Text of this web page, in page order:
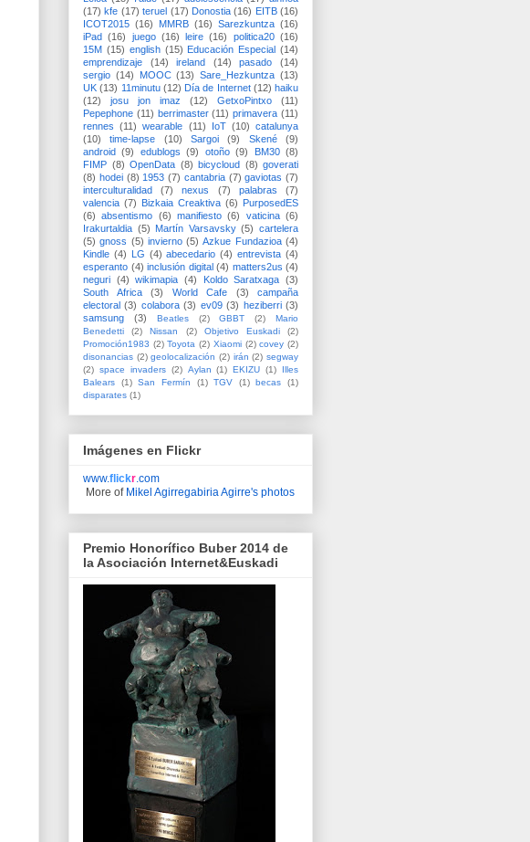
(17) kfe (17) teruel (17) Donostia (16) EITB (16)
ICOT2015 (16) MMRB (16) Sarezkuntza (16)
iPad (16) juego (16) leire (16) politica20 (16)
15M (15) english (15) Educación Especial (14)
emprendizaje
(14) ireland (14) pasado
(14)
sergio (14) MOOC (13) Sare_Hezkuntza (13)
UK (13) 11minutu (12) Día de Internet (12) haiku
(12)
josu jon imaz (12) GetxoPintxo
(11)
Pepephone (11) berrimaster (11) primavera (11)
rennes (11) wearable (11) IoT (10) catalunya
(10)
time-lapse (10) Sargoi (9) Skené
(9)
android (9) edublogs (9) otoño (9) BM30 (8)
FIMP (8) OpenData (8) bicycloud (8) goverati
(8) hodei (8) 1953 (7) cantabria (7) gaviotas (7)
interculturalidad
(7) nexus (7) palabras
(7)
valencia (7) Bizkaia Creaktiva (6) PurposedES
(6)
absentismo (6) manifiesto (6) vaticina (6)
Irakurtaldia (5) Martín Varsavsky (5) cartelera
(5) gnoss (5) invierno (5) Azkue Fundazioa (4)
Kindle (4) LG (4) abecedario (4) entrevista (4)
esperanto (4) inclusión digital (4) matters2us (4)
neguri (4) wikimapia (4) Koldo Saratxaga (3)
South Africa
(3) World Cafe (3)
campaña
electoral (3) colabora (3) ev09 (3) heziberri (3)
samsung
(3) Beatles (2) GBBT (2)
Mario
Benedetti
(2) Nissan (2) Objetivo Euskadi
(2)
Promoción1983 (2) Toyota (2) Xiaomi (2) covey (2)
disonancias (2) geolocalización (2) irán (2) segway
(2) space invaders (2) Aylan (1) EKIZU (1)
Illes
Balears
(1) San Fermín (1) TGV (1) becas
(1)
disparates (1)
Imágenes en Flickr
www.flickr .com
More of Mikel Agirregabiria Agirre's photos
Premio Honorífico Buber 2014 de
la Asociación Internet&Euskadi